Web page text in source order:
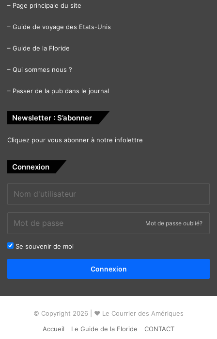
– Page principale du site
– Guide de voyage des Etats-Unis
– Guide de la Floride
– Qui sommes nous ?
– Passer de la pub dans le journal
Newsletter : S’abonner
Cliquez pour vous abonner à notre infolettre
Connexion
Mot de passe oublié?
Se souvenir de moi
Connexion
© Copyright 2026 | ❤ Le Courrier des Amériques
Accueil
Le Guide de la Floride CONTACT